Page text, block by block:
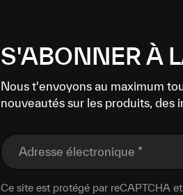
S'ABONNER À
Nous t'envoyons au maximum
nouveautés sur les produits, des
Adresse électronique *
Ce site est protégé par reCAPTCHA